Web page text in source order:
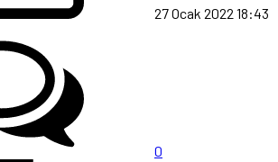
27 Ocak 2022 18:43
0